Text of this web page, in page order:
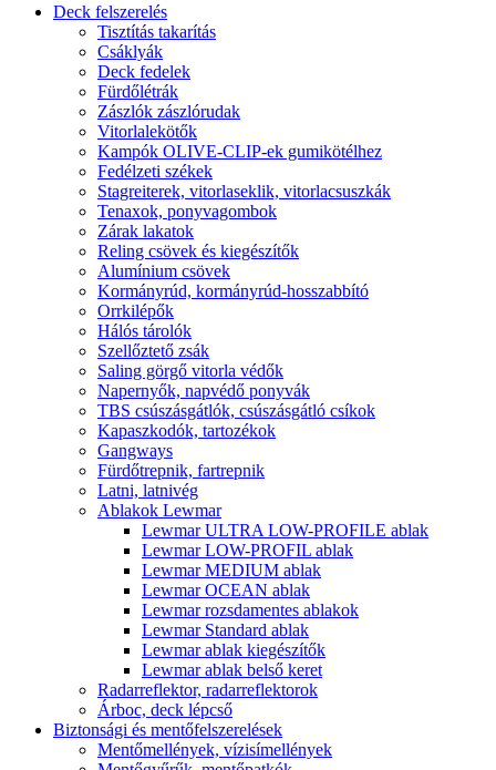
Deck felszerelés
Tisztítás takarítás
Csáklyák
Deck fedelek
Fürdőlétrák
Zászlók zászlórudak
Vitorlalekötők
Kampók OLIVE-CLIP-ek gumikötélhez
Fedélzeti székek
Stagreiterek, vitorlaseklik, vitorlacsuszkák
Tenaxok, ponyvagombok
Zárak lakatok
Reling csövek és kiegészítők
Alumínium csövek
Kormányrúd, kormányrúd-hosszabbító
Orrkilépők
Hálós tárolók
Szellőztető zsák
Saling görgő vitorla védők
Napernyők, napvédő ponyvák
TBS csúszásgátlók, csúszásgátló csíkok
Kapaszkodók, tartozékok
Gangways
Fürdőtrepnik, fartrepnik
Latni, latnivég
Ablakok Lewmar
Lewmar ULTRA LOW-PROFILE ablak
Lewmar LOW-PROFIL ablak
Lewmar MEDIUM ablak
Lewmar OCEAN ablak
Lewmar rozsdamentes ablakok
Lewmar Standard ablak
Lewmar ablak kiegészítők
Lewmar ablak belső keret
Radarreflektor, radarreflektorok
Árboc, deck lépcső
Biztonsági és mentőfelszerelések
Mentőmellények, vízisímellények